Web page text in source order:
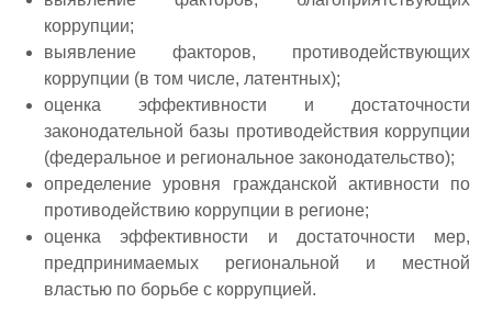
коррупции;
выявление факторов, противодействующих
коррупции (в том числе, латентных);
оценка эффективности и достаточности
законодательной базы противодействия коррупции
(федеральное и региональное законодательство);
определение уровня гражданской активности по
противодействию коррупции в регионе;
оценка эффективности и достаточности мер,
предпринимаемых региональной и местной
властью по борьбе с коррупцией.